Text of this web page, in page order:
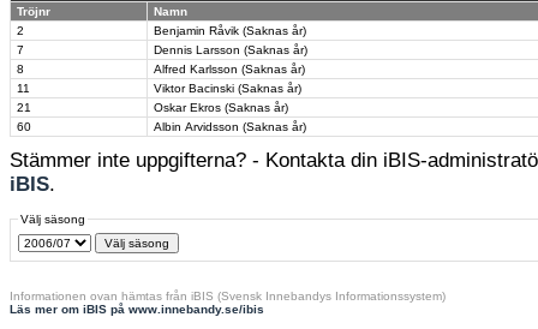
Tröjnr
Namn
2
Benjamin Råvik (Saknas år)
7
Dennis Larsson (Saknas år)
8
Alfred Karlsson (Saknas år)
11
Viktor Bacinski (Saknas år)
21
Oskar Ekros (Saknas år)
60
Albin Arvidsson (Saknas år)
Stämmer inte uppgifterna? - Kontakta din iBIS-
iBIS.
Välj säsong
Informationen ovan hämtas från iBIS (Svensk Innebandys Informationssystem)
Läs mer om iBIS på www.innebandy.se/ibis